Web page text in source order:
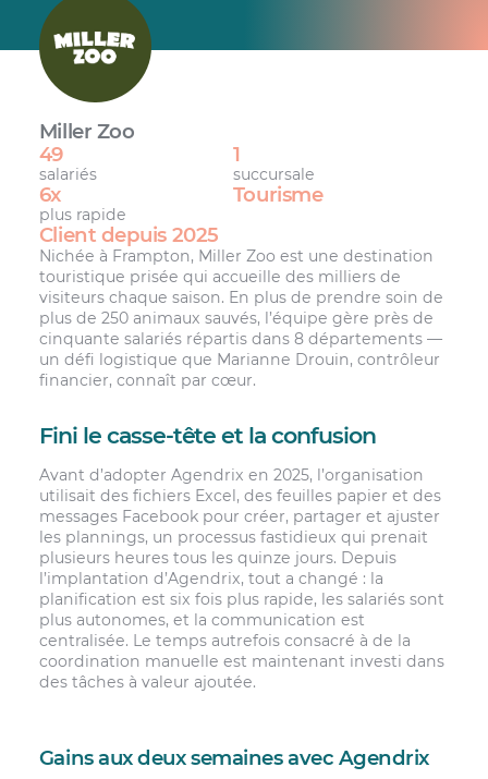
Miller Zoo
49
salariés
1
succursale
6x
plus rapide
Tourisme
Client depuis 2025
Nichée à Frampton, Miller Zoo est une destination
touristique prisée qui accueille des milliers de
visiteurs chaque saison. En plus de prendre soin de
plus de 250 animaux sauvés, l’équipe gère près de
cinquante salariés répartis dans 8 départements —
un défi logistique que Marianne Drouin, contrôleur
financier, connaît par cœur.
Fini le casse-tête et la confusion
Avant d’adopter Agendrix en 2025, l’organisation
utilisait des fichiers Excel, des feuilles papier et des
messages Facebook pour créer, partager et ajuster
les plannings, un processus fastidieux qui prenait
plusieurs heures tous les quinze jours. Depuis
l’implantation d’Agendrix, tout a changé : la
planification est six fois plus rapide, les salariés sont
plus autonomes, et la communication est
centralisée. Le temps autrefois consacré à de la
coordination manuelle est maintenant investi dans
des tâches à valeur ajoutée.
Gains aux deux semaines avec Agendrix